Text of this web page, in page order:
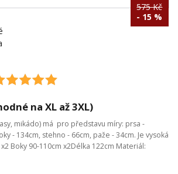
575 Kč
- 15 %
na XL až 3XL)
mikádo) má pro představu míry: prsa -
- 134cm, stehno - 66cm, paže - 34cm. Je vysoká
Boky 90-110cm x2Délka 122cm Materiál: